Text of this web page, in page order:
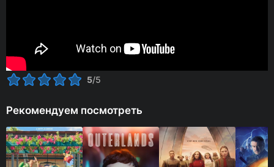
5/5
Рекомендуем посмотреть